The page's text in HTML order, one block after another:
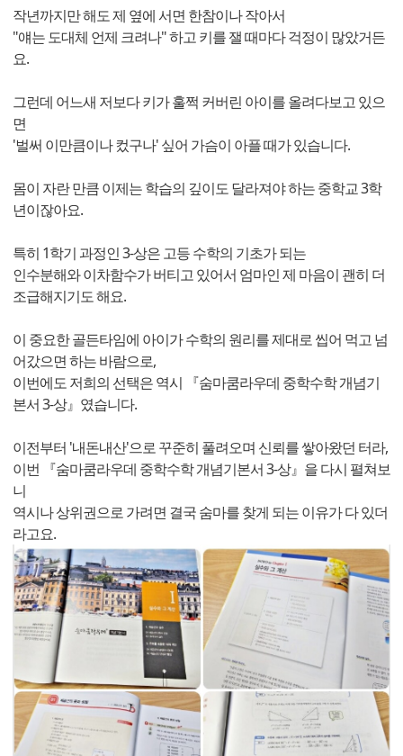
작년까지만 해도 제 옆에 서면 한참이나 작아서
"얘는 도대체 언제 크려나" 하고 키를 잴 때마다 걱정이 많았거든
요.
그런데 어느새 저보다 키가 훌쩍 커버린 아이를 올려다보고 있으
면
'벌써 이만큼이나 컸구나' 싶어 가슴이 아플 때가 있습니다.
몸이 자란 만큼 이제는 학습의 깊이도 달라져야 하는 중학교 3학
년이잖아요.
특히 1학기 과정인 3-상은 고등 수학의 기초가 되는
인수분해와 이차함수가 버티고 있어서 엄마인 제 마음이 괜히 더
조급해지기도 해요.
이 중요한 골든타임에 아이가 수학의 원리를 제대로 씹어 먹고 넘
어갔으면 하는 바람으로,
이번에도 저희의 선택은 역시 『숨마쿰라우데 중학수학 개념기
본서 3-상』였습니다.
이전부터 '내돈내산'으로 꾸준히 풀려오며 신뢰를 쌓아왔던 터라,
이번 『숨마쿰라우데 중학수학 개념기본서 3-상』을 다시 펼쳐보
니
역시나 상위권으로 가려면 결국 숨마를 찾게 되는 이유가 다 있더
라고요.